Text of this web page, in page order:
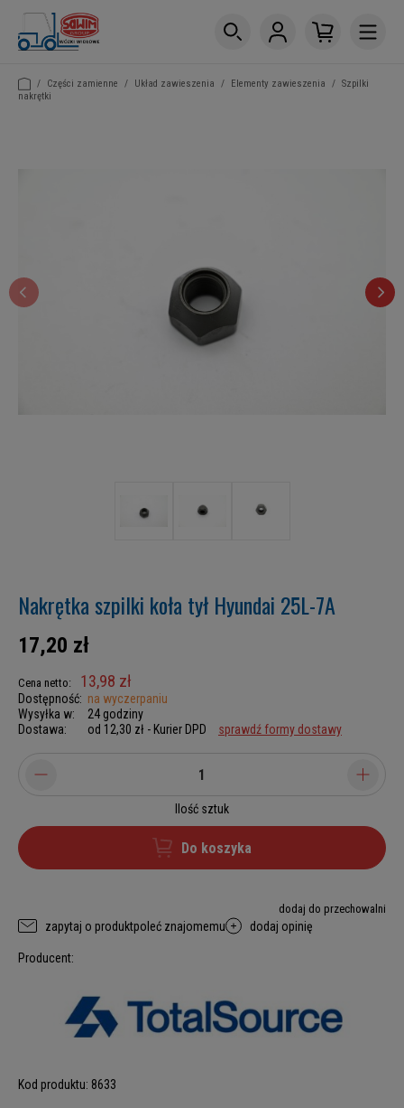
/ Części zamienne / Układ zawieszenia / Elementy zawieszenia / Szpilki
nakrętki
Nakrętka szpilki koła tył Hyundai 25L-7A
17,20 zł
Cena netto: 13,98 zł
Dostępność: na wyczerpaniu
Wysyłka w:
24 godziny
Dostawa:
od 12,30 zł - Kurier DPD sprawdź formy dostawy
Ilość sztuk
Do koszyka
dodaj do przechowalni
zapytaj o produktpoleć znajomemu dodaj opinię
Producent:
Kod produktu: 8633